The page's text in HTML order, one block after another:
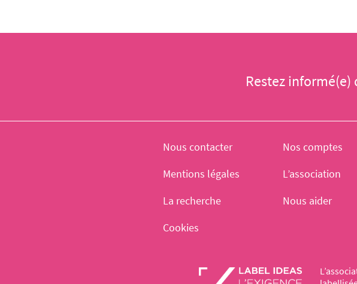
Restez
Nous contacter Nos comptes
Mentions légales
L’association
La recherche
Nous aider
Cookies